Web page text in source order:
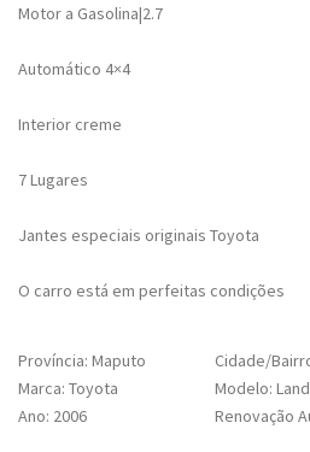
Motor a Gasolina|2.7
Automático 4×4
Interior creme
7 Lugares
Jantes especiais originais Toyota
O carro está em perfeitas condições
Província: Maputo Cidade/Bairro:
Marca: Toyota
Modelo: Land
Ano: 2006
Renovação